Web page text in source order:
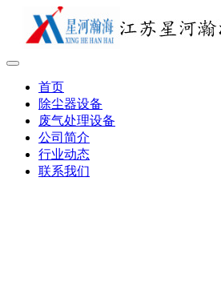
首页
除尘器设备
废气处理设备
公司简介
行业动态
联系我们